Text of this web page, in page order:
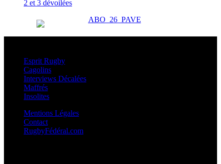
2 et 3 dévoilées
Esprit Rugby
Cagolins
Interviews Décalées
Maffrés
Insolites
Mentions Légales
Contact
RugbyFédéral.com